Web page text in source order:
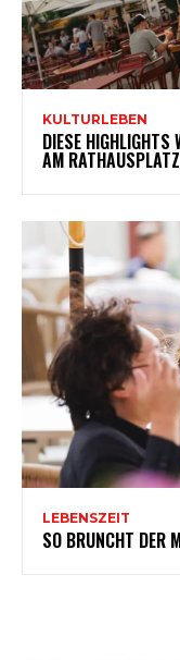
KULTURLEBEN
DIESE HIGHLIGHTS
AM RATHAUSPLATZ
LEBENSZEIT
SO BRUNCHT DER